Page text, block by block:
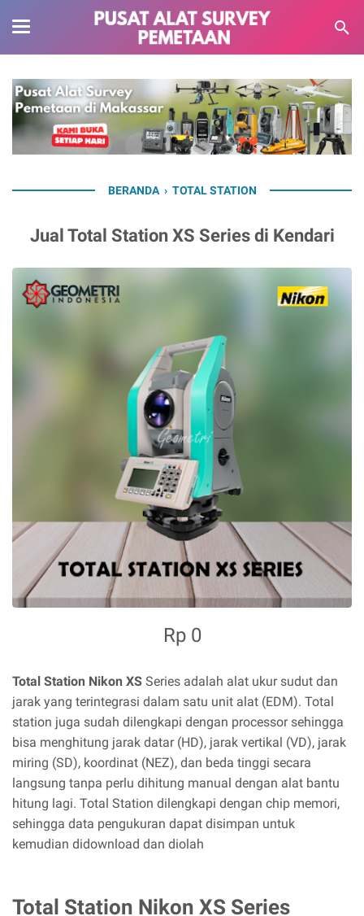
BERANDA › TOTAL STATION
Jual Total Station XS Series di Kendari
Rp 0
Total Station Nikon XS Series adalah alat ukur sudut dan
jarak yang terintegrasi dalam satu unit alat (EDM). Total
station juga sudah dilengkapi dengan processor sehingga
bisa menghitung jarak datar (HD), jarak vertikal (VD), jarak
miring (SD), koordinat (NEZ), dan beda tinggi secara
langsung tanpa perlu dihitung manual dengan alat bantu
hitung lagi. Total Station dilengkapi dengan chip memori,
sehingga data pengukuran dapat disimpan untuk
kemudian didownload dan diolah
Total Station Nikon XS Series